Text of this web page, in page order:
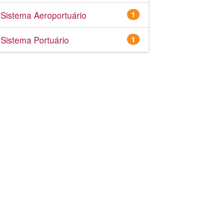
1
Sistema Aeroportuário
1
Sistema Portuário